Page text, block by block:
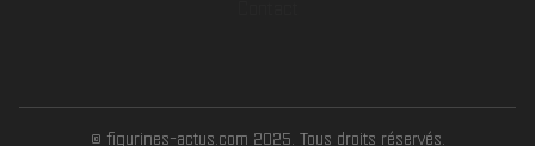
© figurines-actus.com 2025. Tous droits réservés.